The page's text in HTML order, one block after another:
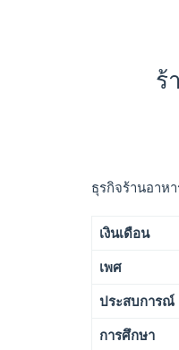
ร้
ธุรกิจร้านอาห
เงินเดือน
เพศ
ประสบการณ์
การศึกษา